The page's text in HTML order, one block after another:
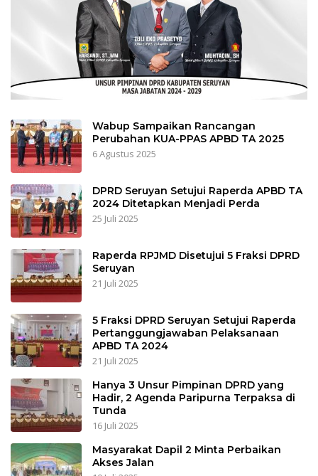
Wabup Sampaikan Rancangan
Perubahan KUA-PPAS APBD TA 2025
6 Agustus 2025
DPRD Seruyan Setujui Raperda APBD TA
2024 Ditetapkan Menjadi Perda
25 Juli 2025
Raperda RPJMD Disetujui 5 Fraksi DPRD
Seruyan
21 Juli 2025
5 Fraksi DPRD Seruyan Setujui Raperda
Pertanggungjawaban Pelaksanaan
APBD TA 2024
21 Juli 2025
Hanya 3 Unsur Pimpinan DPRD yang
Hadir, 2 Agenda Paripurna Terpaksa di
Tunda
16 Juli 2025
Masyarakat Dapil 2 Minta Perbaikan
Akses Jalan